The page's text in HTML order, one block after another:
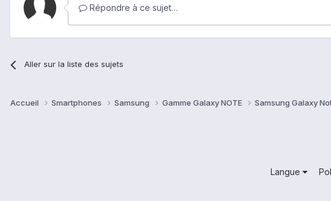
Répondre à ce sujet…
Aller sur la liste des sujets
Accueil Smartphones Samsung Gamme Galaxy NOTE Samsung Galaxy
Langue